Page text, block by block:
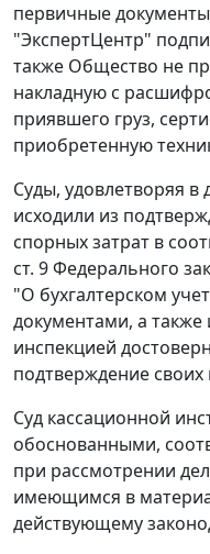
первичные
"ЭкспертЦентр"
также Общество не
накладную с
приявшего груз,
приобретенную
Суды, удовлетворяя в
исходили из
спорных затрат в
ст. 9Федерального
"О бухгалтерском
документами, а также
инспекцией
подтверждение своих
Суд кассационной
обоснованными,
при рассмотрении
имеющимся в
действующему